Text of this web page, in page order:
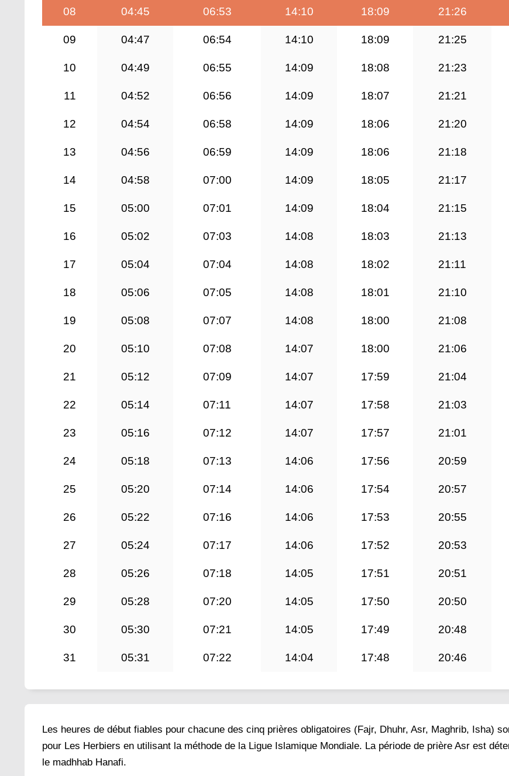
08 04:45 06:53 14:10 18:09 21:26
09 04:47 06:54 14:10 18:09 21:25
10 04:49 06:55 14:09 18:08 21:23
11 04:52 06:56 14:09 18:07 21:21
12 04:54 06:58 14:09 18:06 21:20
13 04:56 06:59 14:09 18:06 21:18
14 04:58 07:00 14:09 18:05 21:17
15 05:00 07:01 14:09 18:04 21:15
16 05:02 07:03 14:08 18:03 21:13
17 05:04 07:04 14:08 18:02 21:11
18 05:06 07:05 14:08 18:01 21:10
19 05:08 07:07 14:08 18:00 21:08
20 05:10 07:08 14:07 18:00 21:06
21 05:12 07:09 14:07 17:59 21:04
22 05:14 07:11 14:07 17:58 21:03
23 05:16 07:12 14:07 17:57 21:01
24 05:18 07:13 14:06 17:56 20:59
25 05:20 07:14 14:06 17:54 20:57
26 05:22 07:16 14:06 17:53 20:55
27 05:24 07:17 14:06 17:52 20:53
28 05:26 07:18 14:05 17:51 20:51
29 05:28 07:20 14:05 17:50 20:50
30 05:30 07:21 14:05 17:49 20:48
31 05:31 07:22 14:04 17:48 20:46
Les heures de début fiables pour chacune des cinq prières obligatoires (Fajr, Dhuhr, Asr, Maghrib, Isha)
pour Les Herbiers en utilisant la méthode de la Ligue Islamique Mondiale. La période de prière Asr est
le madhhab Hanafi.